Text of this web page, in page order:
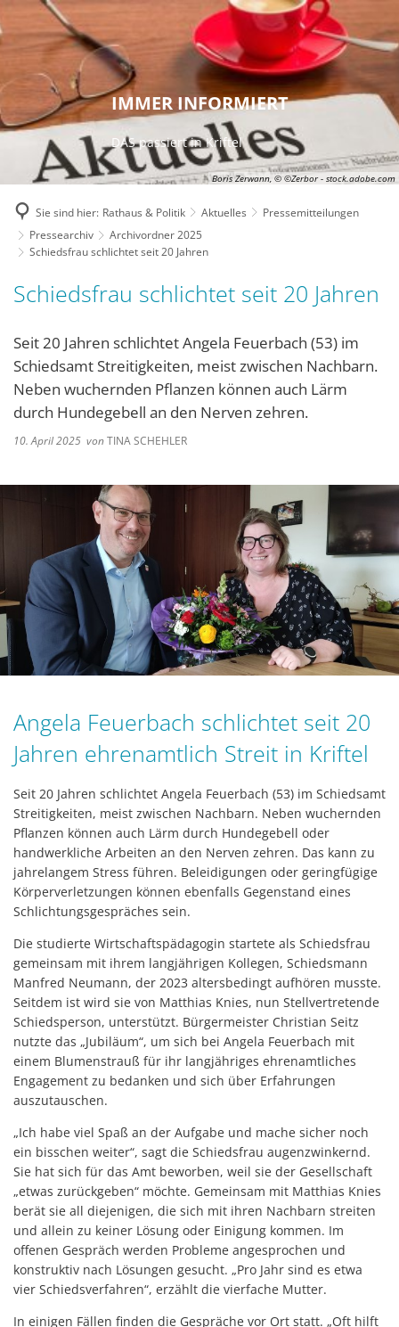
Boris Zerwann, © ©Zerbor - stock.adobe.com
IMMER INFORMIERT
DAS passiert in Kriftel
Sie sind hier: Rathaus & Politik Aktuelles
Pressemitteilungen
Pressearchiv
Archivordner 2025
Schiedsfrau schlichtet seit 20 Jahren
Schiedsfrau schlichtet seit 20 Jahren
Seit 20 Jahren schlichtet Angela Feuerbach (53) im
Schiedsamt Streitigkeiten, meist zwischen Nachbarn.
Neben wuchernden Pflanzen können auch Lärm
durch Hundegebell an den Nerven zehren.
10. April 2025 vonTINA SCHEHLER
Angela Feuerbach schlichtet seit 20
Jahren ehrenamtlich Streit in Kriftel
Seit 20 Jahren schlichtet Angela Feuerbach (53) im Schiedsamt
Streitigkeiten, meist zwischen Nachbarn. Neben wuchernden
Pflanzen können auch Lärm durch Hundegebell oder
handwerkliche Arbeiten an den Nerven zehren. Das kann zu
jahrelangem Stress führen. Beleidigungen oder geringfügige
Körperverletzungen können ebenfalls Gegenstand eines
Schlichtungsgespräches sein.
Die studierte Wirtschaftspädagogin startete als Schiedsfrau
gemeinsam mit ihrem langjährigen Kollegen, Schiedsmann
Manfred Neumann, der 2023 altersbedingt aufhören musste.
Seitdem ist wird sie von Matthias Knies, nun Stellvertretende
Schiedsperson, unterstützt. Bürgermeister Christian Seitz
nutzte das „Jubiläum“, um sich bei Angela Feuerbach mit
einem Blumenstrauß für ihr langjähriges ehrenamtliches
Engagement zu bedanken und sich über Erfahrungen
auszutauschen.
„Ich habe viel Spaß an der Aufgabe und mache sicher noch
ein bisschen weiter“, sagt die Schiedsfrau augenzwinkernd.
Sie hat sich für das Amt beworben, weil sie der Gesellschaft
„etwas zurückgeben“ möchte. Gemeinsam mit Matthias Knies
berät sie all diejenigen, die sich mit ihren Nachbarn streiten
und allein zu keiner Lösung oder Einigung kommen. Im
offenen Gespräch werden Probleme angesprochen und
konstruktiv nach Lösungen gesucht. „Pro Jahr sind es etwa
vier Schiedsverfahren“, erzählt die vierfache Mutter.
In einigen Fällen finden die Gespräche vor Ort statt. „Oft hilft